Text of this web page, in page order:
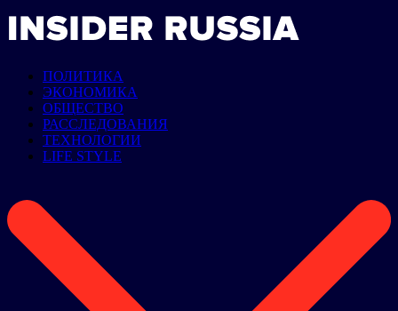
ПОЛИТИКА
ЭКОНОМИКА
ОБЩЕСТВО
РАССЛЕДОВАНИЯ
ТЕХНОЛОГИИ
LIFE STYLE